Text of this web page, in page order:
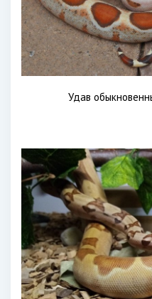
Удав